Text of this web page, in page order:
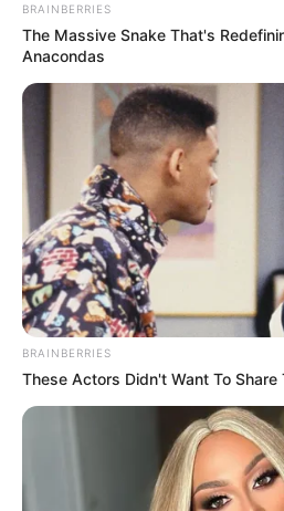
TAGS
ΤΑΥΤΟΤΗΤΑ ΚΑΙ
BRAINBERRIES
The Massive Snake That's
Anacondas
BRAINBERRIES
These Actors Didn't Want To Share